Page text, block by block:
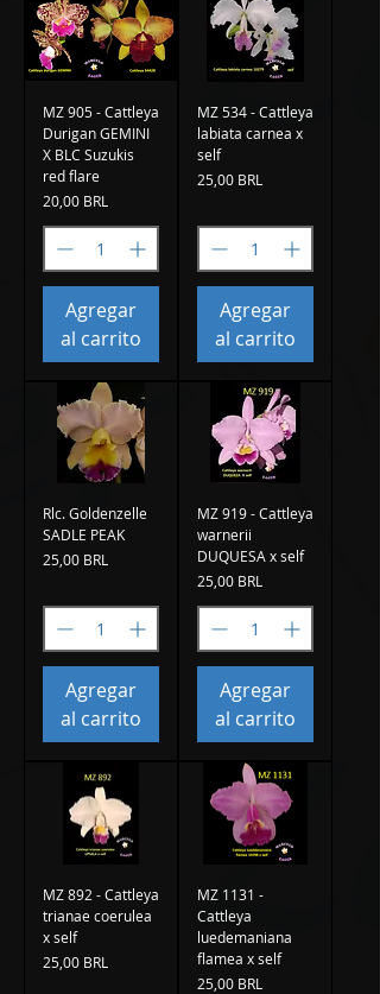
MZ 905 - Cattleya
Durigan GEMINI
X BLC Suzukis
red flare
Precio
20,00 BRL
Agregar
al carrito
MZ 534 - Cattleya
labiata carnea x
self
Precio
25,00 BRL
Agregar
al carrito
Rlc. Goldenzelle
SADLE PEAK
Precio
25,00 BRL
Agregar
al carrito
MZ 919 - Cattleya
warnerii
DUQUESA x self
Precio
25,00 BRL
Agregar
al carrito
MZ 892 - Cattleya
trianae coerulea
x self
Precio
25,00 BRL
MZ 1131 -
Cattleya
luedemaniana
flamea x self
Precio
25,00 BRL